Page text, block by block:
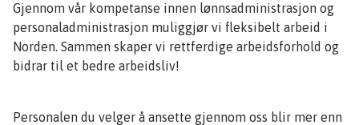
Gjennom vår kompetanse innen lønnsadministrasjon og
personaladministrasjon muliggjør vi fleksibelt arbeid i
Norden. Sammen skaper vi rettferdige arbeidsforhold og
bidrar til et bedre arbeidsliv!
Personalen du velger å ansette gjennom oss blir mer enn